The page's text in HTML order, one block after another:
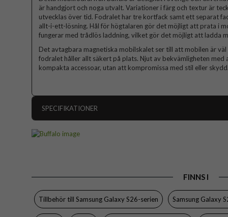
är handgjort och noga utvalt. Variationer i färg och textur är
utvecklas över tid. Fodralet har tre kortfack samt ett separat
allt-i-ett-lösning. Hål för högtalaren gör det möjligt att prata i
fungerar med trådlös laddning, vilket gör det möjligt att ladda
Det avtagbara magnetiska mobilskalet ser till att mobilen är
fodralet håller allt säkert på plats. Njut av bekvämligheten med
kompakta accessoar, utan att kompromissa med stil eller skydd.
SPECIFIKATIONER
Egenskaper
Färg
Material
FINNS I
Tillbehör till Samsung Galaxy S26-serien Samsung Galaxy